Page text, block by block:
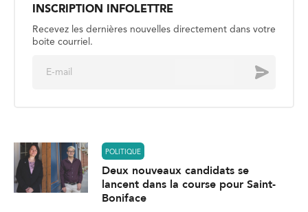
INSCRIPTION INFOLETTRE
Recevez les dernières nouvelles directement dans votre
boite courriel.
Envoyer
POLITIQUE
Deux nouveaux candidats se
lancent dans la course pour Saint-
Boniface